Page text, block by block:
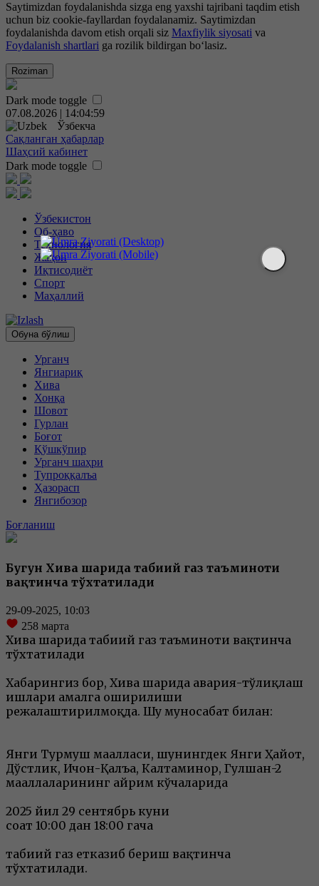
Saytimizdan foydalanishda sizga eng yaxshi tajribani taqdim etish
uchun biz cookie-fayllardan foydalanamiz. Saytimizdan
foydalanishda davom etish orqali siz Maxfiylik siyosati va
Foydalanish shartlari ga rozilik bildirgan bo‘lasiz.
Roziman
Dark mode toggle
07.08.2026 | 14:05:00
Ўзбекча
Сақланган ҳабарлар
Шаҳсий кабинет
Dark mode toggle
Ўзбекистон
Об-ҳаво
Технология
Жаҳон
Иқтисодиёт
Спорт
Маҳаллий
Обуна бўлиш
Урганч
Янгиариқ
Хива
Хонқа
Шовот
Гурлан
Боғот
Қўшкўпир
Урганч шаҳри
Тупроққалъа
Ҳазорасп
Янгибозор
Боғланиш
Бугун Хива шаҳрида табиий газ таъминоти
вақтинча тўхтатилади
29-09-2025, 10:03
258 марта
Хива шаҳрида табиий газ таъминоти вақтинча
тўхтатилади
Хабарингиз бор, Хива шаҳрида авария-тўлиқлаш
ишлари амалга оширилиши
режалаштирилмоқда. Шу муносабат билан:
Янги Турмуш маҳалласи, шунингдек Янги Ҳайот,
Дўстлик, Ичон-Қалъа, Калтаминор, Гулшан-2
маҳаллаларининг айрим кўчаларида
2025 йил 29 сентябрь куни
соат 10:00 дан 18:00 гача
табиий газ етказиб бериш вақтинча
тўхтатилади.